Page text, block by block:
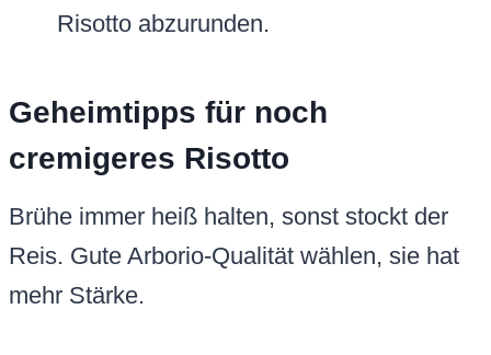
Risotto abzurunden.
Geheimtipps für noch
cremigeres Risotto
Brühe immer heiß halten, sonst stockt der
Reis. Gute Arborio-Qualität wählen, sie hat
mehr Stärke.